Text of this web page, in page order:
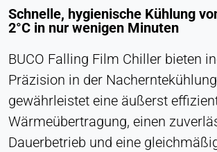
Schnelle, hygienische Kühlung
2°C in nur wenigen Minuten
BUCO Falling Film Chiller bieten
Präzision in der
gewährleistet eine äußerst
Wärmeübertragung, einen
Dauerbetrieb und eine
Anbieter:
Hotjar Ltd.
Zweck:
Analyse des Nutzerverhaltens
Cookie Laufzeit:
Sitzung - 1 Jahr